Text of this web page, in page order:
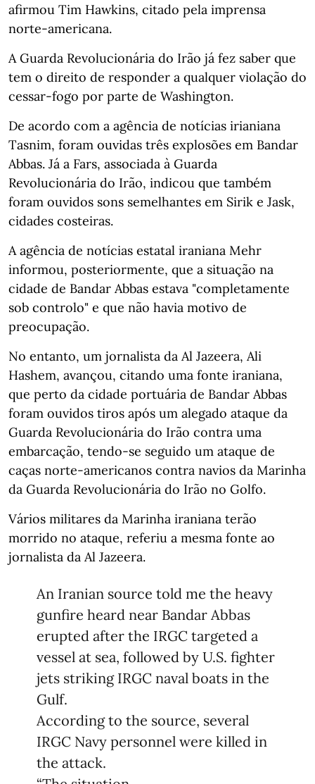
afirmou Tim Hawkins, citado pela imprensa
norte-americana.
A Guarda Revolucionária do Irão já fez saber que
tem o direito de responder a qualquer violação do
cessar-fogo por parte de Washington.
De acordo com a agência de notícias irianiana
Tasnim, foram ouvidas três explosões em Bandar
Abbas. Já a Fars, associada à Guarda
Revolucionária do Irão, indicou que também
foram ouvidos sons semelhantes em Sirik e Jask,
cidades costeiras.
A agência de notícias estatal iraniana Mehr
informou, posteriormente, que a situação na
cidade de Bandar Abbas estava "completamente
sob controlo" e que não havia motivo de
preocupação.
No entanto, um jornalista da Al Jazeera, Ali
Hashem, avançou, citando uma fonte iraniana,
que perto da cidade portuária de Bandar Abbas
foram ouvidos tiros após um alegado ataque da
Guarda Revolucionária do Irão contra uma
embarcação, tendo-se seguido um ataque de
caças norte-americanos contra navios da Marinha
da Guarda Revolucionária do Irão no Golfo.
Vários militares da Marinha iraniana terão
morrido no ataque, referiu a mesma fonte ao
jornalista da Al Jazeera.
An Iranian source told me the heavy
gunfire heard near Bandar Abbas
erupted after the IRGC targeted a
vessel at sea, followed by U.S. fighter
jets striking IRGC naval boats in the
Gulf.
According to the source, several
IRGC Navy personnel were killed in
the attack.